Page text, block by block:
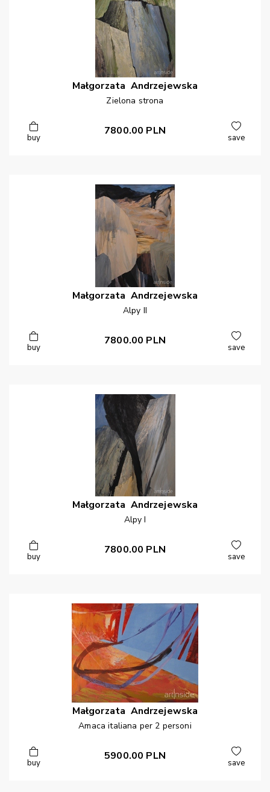
Małgorzata Andrzejewska
Zielona strona
buy
7800.00 PLN
save
Małgorzata Andrzejewska
Alpy II
buy
7800.00 PLN
save
Małgorzata Andrzejewska
Alpy I
buy
7800.00 PLN
save
Małgorzata Andrzejewska
Amaca italiana per 2 personi
buy
5900.00 PLN
save